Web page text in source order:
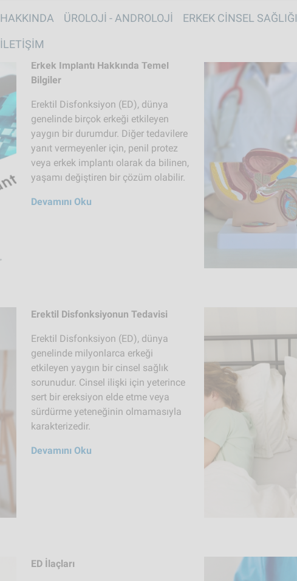
Main navigation TR
HAKKINDA ÜROLOJI - ANDROLOJI ERKEK CINSEL SAĞLIĞI
İLETIŞIM
Erkek İmplantı Hakkında Temel
Bilgiler
Erektil Disfonksiyon (ED), dünya
genelinde birçok erkeği etkileyen
yaygın bir durumdur. Diğer tedavilere
yanıt vermeyenler için, penil protez
veya erkek implantı olarak da bilinen,
yaşamı değiştiren bir çözüm olabilir.
Devamını Oku
Erektil Disfonksiyonun Tedavisi
Erektil Disfonksiyon (ED), dünya
genelinde milyonlarca erkeği
etkileyen yaygın bir cinsel sağlık
sorunudur. Cinsel ilişki için yeterince
sert bir ereksiyon elde etme veya
sürdürme yeteneğinin olmamasıyla
karakterizedir.
Devamını Oku
ED İlaçları